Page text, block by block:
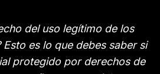
del uso legítimo de los
es lo que debes saber si
protegido por derechos de